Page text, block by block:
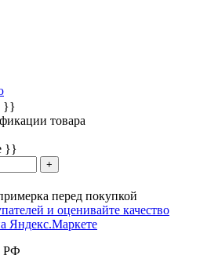
}}
товара
}}
+
перед покупкой
РФ